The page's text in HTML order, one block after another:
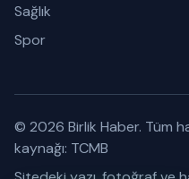
Sağlık
Spor
© 2026 Birlik Haber. Tüm
kaynağı: TCMB